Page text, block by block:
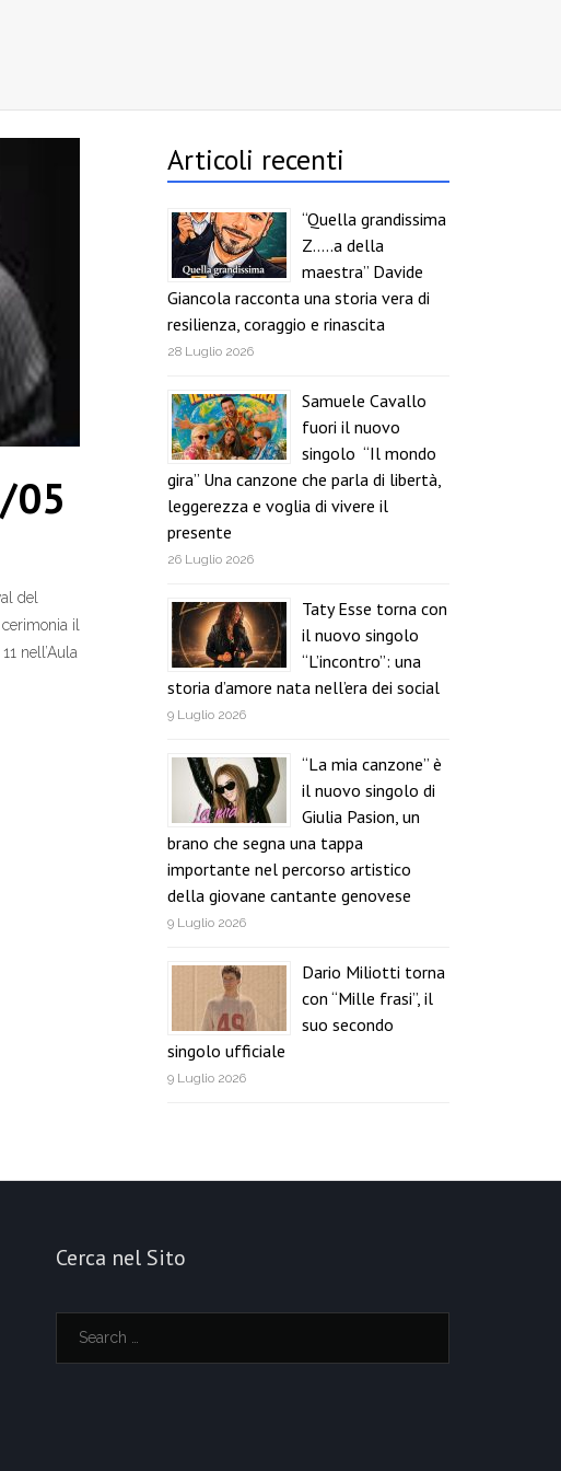
05
del
il
nell’Aula
Articoli recenti
“Quella grandissima
Z…..a della
maestra” Davide
Giancola racconta una storia vera di
resilienza, coraggio e rinascita
28 Luglio 2026
Samuele Cavallo
fuori il nuovo
singolo “Il mondo
gira” Una canzone che parla di libertà,
leggerezza e voglia di vivere il
presente
26 Luglio 2026
Taty Esse torna con
il nuovo singolo
“L’incontro”: una
storia d’amore nata nell’era dei social
9 Luglio 2026
“La mia canzone” è
il nuovo singolo di
Giulia Pasion, un
brano che segna una tappa
importante nel percorso artistico
della giovane cantante genovese
9 Luglio 2026
Dario Miliotti torna
con “Mille frasi”, il
suo secondo
singolo ufficiale
9 Luglio 2026
Cerca nel Sito